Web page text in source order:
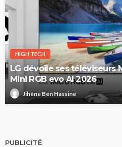
HIGH TECH
LG dévoile ses téléviseurs
Mini RGB evo AI 2026
Jihène Ben Hassine
PUBLICITÉ